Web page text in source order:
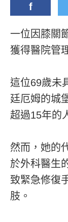
f
一位因膝關
獲得醫院管
這位69歲未
廷厄姆的城
超過15年的
然而，她的
於外科醫生
致緊急修復
肢。